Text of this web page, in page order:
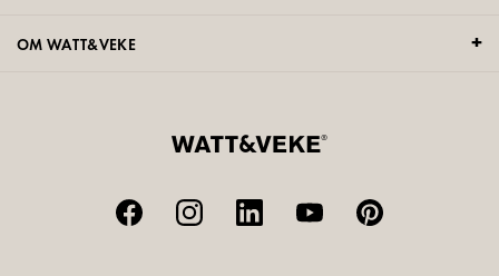
OM WATT&VEKE